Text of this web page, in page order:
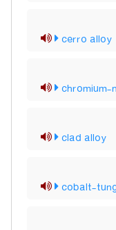
cerro alloy
clad alloy
cobalt-